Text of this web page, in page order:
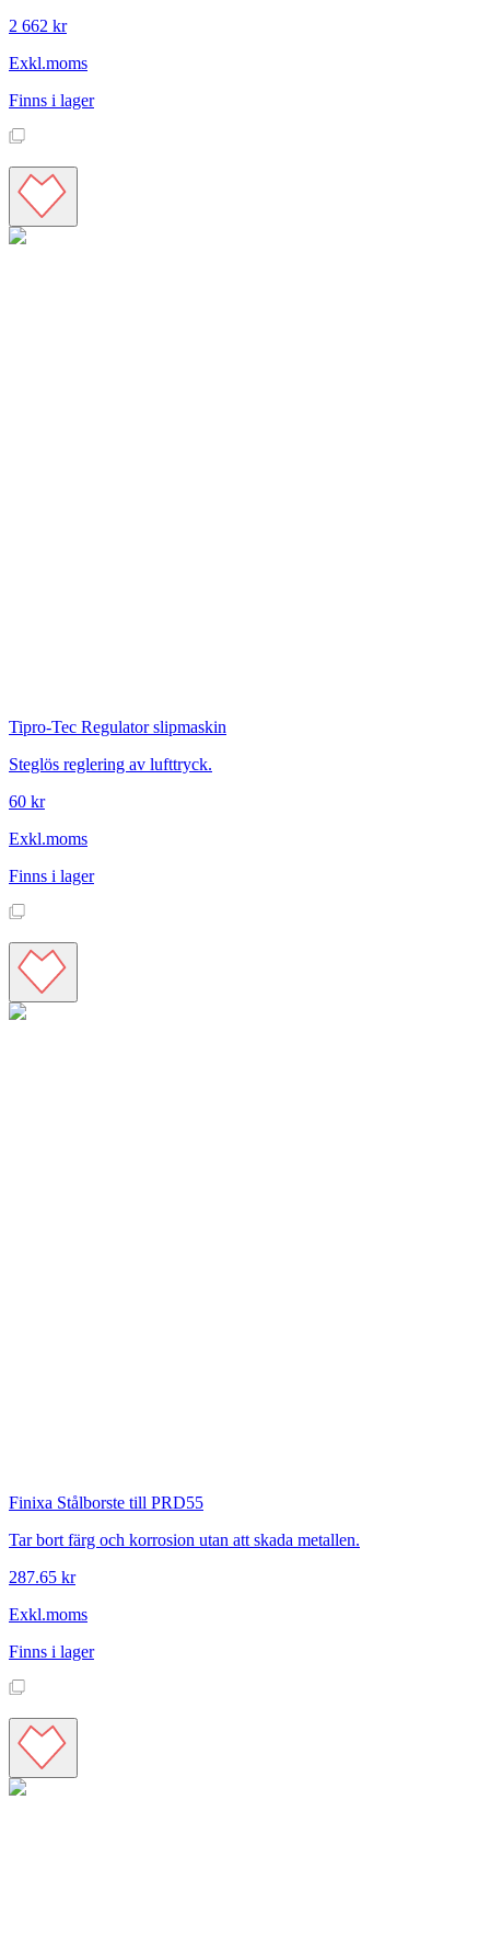
2 662 kr
Exkl.moms
Finns i lager
Tipro-Tec Regulator slipmaskin
Steglös reglering av lufttryck.
60 kr
Exkl.moms
Finns i lager
Finixa Stålborste till PRD55
Tar bort färg och korrosion utan att skada metallen.
287.65 kr
Exkl.moms
Finns i lager